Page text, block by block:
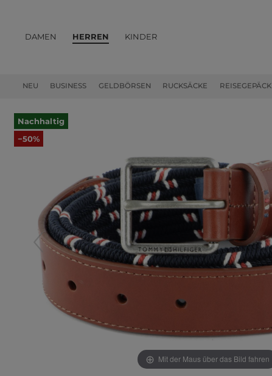
DAMEN HERREN
NEU BUSINESS GELDBÖRSEN RUCKSÄCKE REISEGEPÄCK
KINDER
Nachhaltig
−50%
Mit der Maus über das Bild fahren